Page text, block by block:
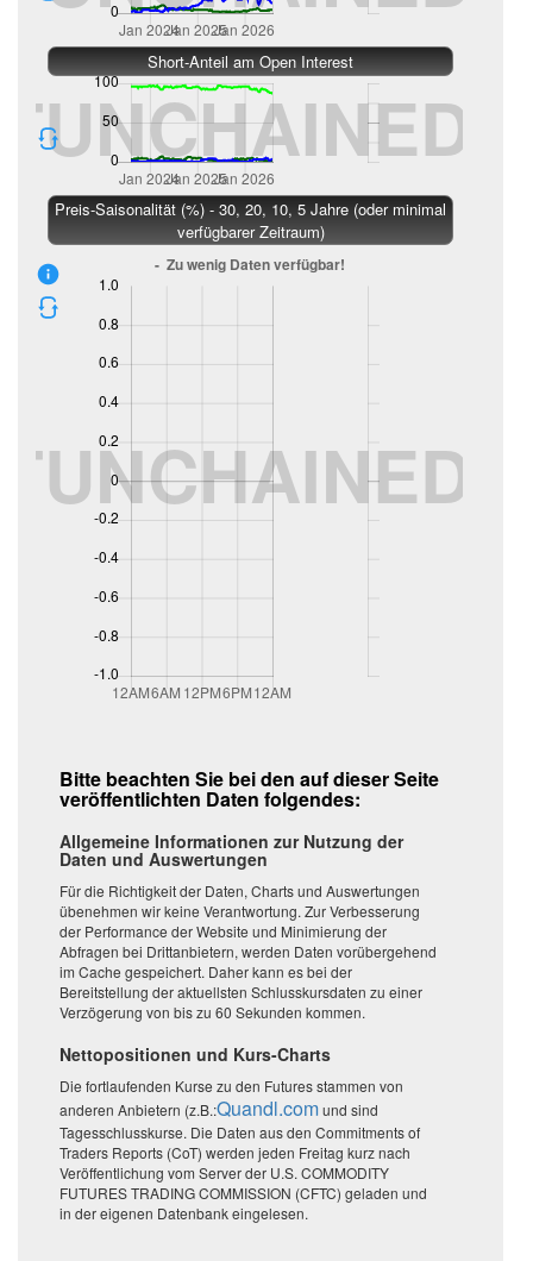
Short-Anteil am Open Interest
Preis-Saisonalität (%) - 30, 20, 10, 5 Jahre (oder minimal
verfügbarer Zeitraum)
Bitte beachten Sie bei den auf dieser Seite
veröffentlichten Daten folgendes:
Allgemeine Informationen zur Nutzung der
Daten und Auswertungen
Für die Richtigkeit der Daten, Charts und Auswertungen
übenehmen wir keine Verantwortung. Zur Verbesserung
der Performance der Website und Minimierung der
Abfragen bei Drittanbietern, werden Daten vorübergehend
im Cache gespeichert. Daher kann es bei der
Bereitstellung der aktuellsten Schlusskursdaten zu einer
Verzögerung von bis zu 60 Sekunden kommen.
Nettopositionen und Kurs-Charts
Die fortlaufenden Kurse zu den Futures stammen von
anderen Anbietern (z.B.:Quandl.comund sind
Tagesschlusskurse. Die Daten aus den Commitments of
Traders Reports (CoT) werden jeden Freitag kurz nach
Veröffentlichung vom Server der U.S. COMMODITY
FUTURES TRADING COMMISSION (CFTC) geladen und
in der eigenen Datenbank eingelesen.